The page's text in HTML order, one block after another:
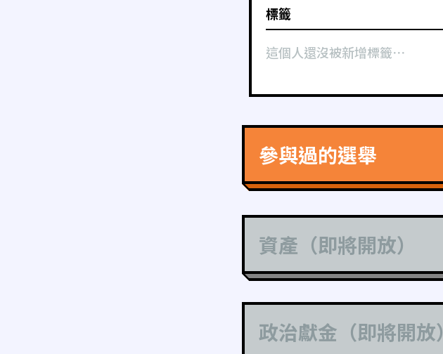
標籤
這個人還沒被新增標籤⋯
參與過的選舉
資產（即將開放）
政治獻金（即將開放）